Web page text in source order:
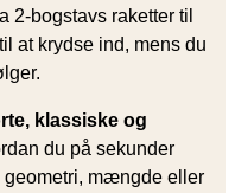
2-bogstavs raketter til
at krydse ind, mens du
klassiske og
du på sekunder
geometri, mængde eller